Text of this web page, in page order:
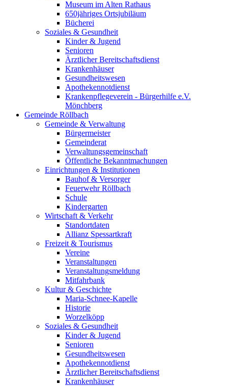
Museum im Alten Rathaus
650jähriges Ortsjubiläum
Bücherei
Soziales & Gesundheit
Kinder & Jugend
Senioren
Ärztlicher Bereitschaftsdienst
Krankenhäuser
Gesundheitswesen
Apothekennotdienst
Krankenpflegeverein - Bürgerhilfe e.V.
Mönchberg
Gemeinde Röllbach
Gemeinde & Verwaltung
Bürgermeister
Gemeinderat
Verwaltungsgemeinschaft
Öffentliche Bekanntmachungen
Einrichtungen & Institutionen
Bauhof & Versorger
Feuerwehr Röllbach
Schule
Kindergarten
Wirtschaft & Verkehr
Standortdaten
Allianz Spessartkraft
Freizeit & Tourismus
Vereine
Veranstaltungen
Veranstaltungsmeldung
Mitfahrbank
Kultur & Geschichte
Maria-Schnee-Kapelle
Historie
Worzelköpp
Soziales & Gesundheit
Kinder & Jugend
Senioren
Gesundheitswesen
Apothekennotdienst
Ärztlicher Bereitschaftsdienst
Krankenhäuser